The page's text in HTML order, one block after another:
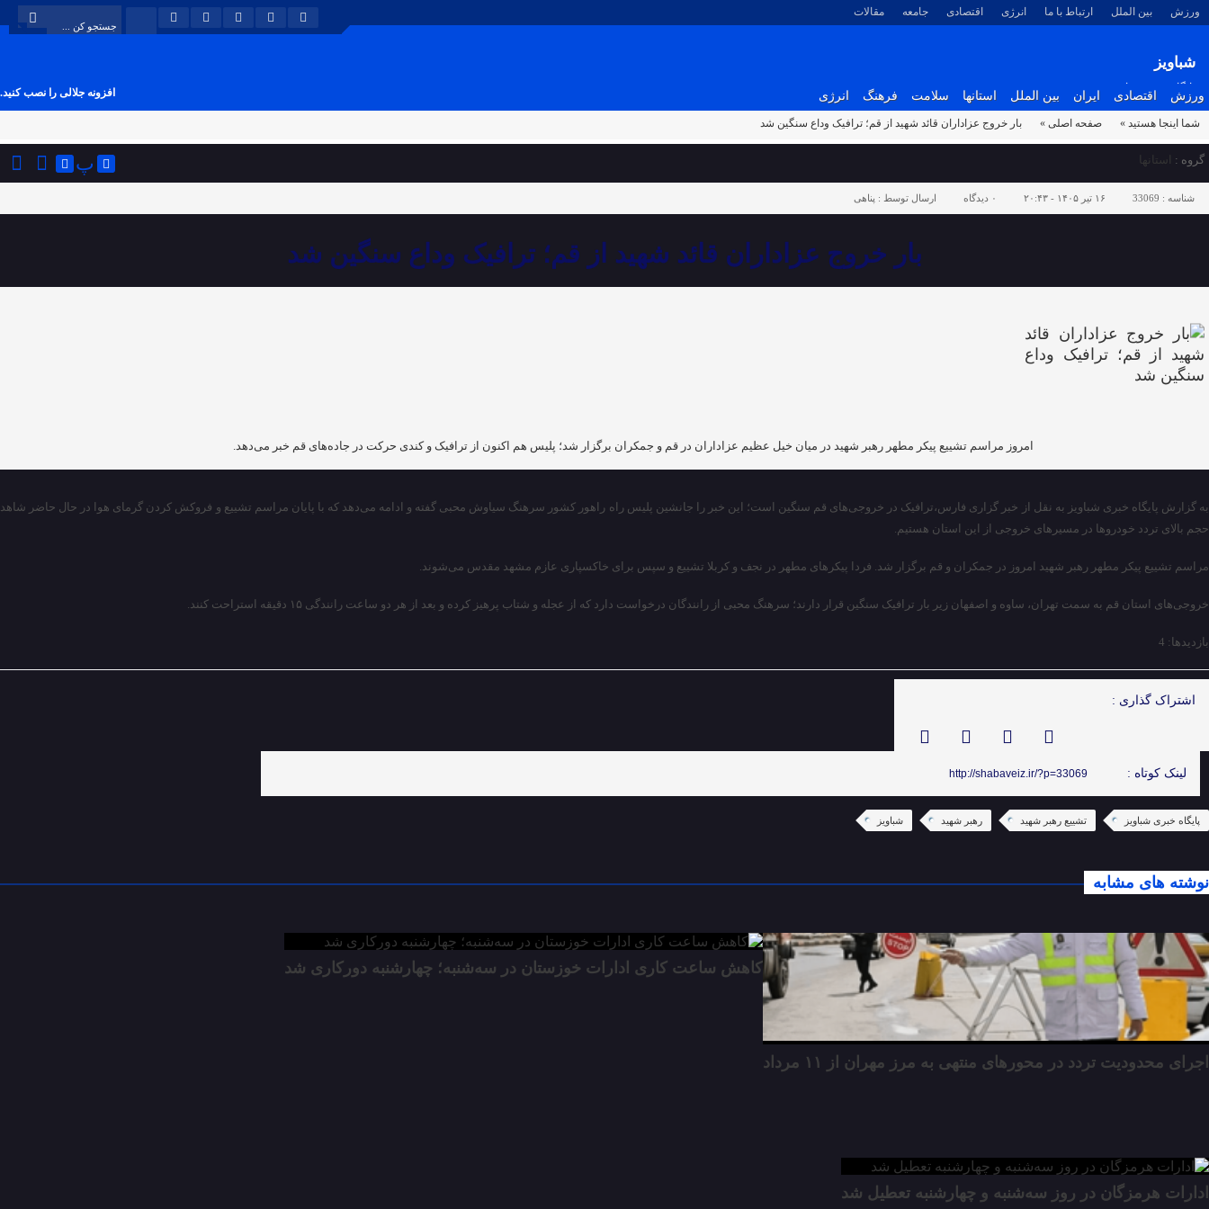
ورزش بین الملل ارتباط با ما انرژی اقتصادی جامعه مقالات
شباویز
پایگاه خبری شباویز
ورزش اقتصادی ایران بین الملل استانها سلامت فرهنگ انرژی افزونه جلالی را نصب کنید.
شما اینجا هستید » صفحه اصلی » بار خروج عزاداران قائد شهید از قم؛ ترافیک وداع سنگین شد
گروه : استانها پ
شناسه : 33069 ۱۶ تیر ۱۴۰۵ - ۲۰:۴۳ ۰ دیدگاه ارسال توسط : پناهی
بار خروج عزاداران قائد شهید از قم؛ ترافیک وداع سنگین شد
امروز مراسم تشییع پیکر مطهر رهبر شهید در میان خیل عظیم عزاداران در قم و جمکران برگزار شد؛ پلیس هم اکنون از ترافیک و کندی حرکت در جاده‌های قم خبر می‌دهد.
به گزارش پایگاه خبری شباویز به نقل از خبر گزاری فارس،ترافیک در خروجی‌های قم سنگین است؛ این خبر را جانشین پلیس راه راهور کشور سرهنگ سیاوش محبی گفته و ادامه می‌دهد که با پایان مراسم تشییع و فروکش کردن گرمای هوا در حال حاضر شاهد
حجم بالای تردد خودروها در مسیرهای خروجی از این استان هستیم.
مراسم تشییع پیکر مطهر رهبر شهید امروز در جمکران و قم برگزار شد. فردا پیکرهای مطهر در نجف و کربلا تشییع و سپس برای خاکسپاری عازم مشهد مقدس می‌شوند.
خروجی‌های استان قم به سمت تهران، ساوه و اصفهان زیر بار ترافیک سنگین قرار دارند؛ سرهنگ محبی از رانندگان درخواست دارد که از عجله و شتاب پرهیز کرده و بعد از هر دو ساعت رانندگی ۱۵ دقیقه استراحت کنند.
بازدیدها: 4
اشتراک گذاری :
لینک کوتاه : http://shabaveiz.ir/?p=33069
پایگاه خبری شباویز تشییع رهبر شهید رهبر شهید شباویز
نوشته های مشابه
اجرای محدودیت تردد در محورهای منتهی به مرز مهران از ۱۱ مرداد
کاهش ساعت کاری ادارات خوزستان در سه‌شنبه؛ چهارشنبه دورکاری شد
ادارات هرمزگان در روز سه‌شنبه و چهارشنبه تعطیل شد